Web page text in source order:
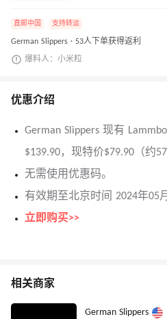
直邮中国 支持转运
German Slippers · 53人下单获得返利
爆料人：小米粒
优惠介绍
German Slippers 现有
$139.90，现特价$79.90（约
无需使用优惠码。
有效期至北京时间 2024年05
立即购买>>
相关商家
German Slippers